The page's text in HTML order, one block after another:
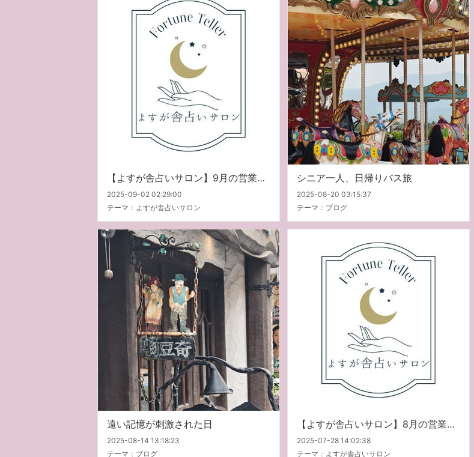
【よすが舎占いサロン】9月の営業案内
2025-09-02 02:29:00
テーマ： よすが舎占いサロン
シニア一人、日帰りバス旅
2025-08-20 03:15:37
テーマ： ブログ
遠い記憶が刺激された日
2025-08-14 13:18:23
テーマ： ブログ
【よすが舎占いサロン】8月の営業案内
2025-07-28 14:02:38
テーマ： よすが舎占いサロン